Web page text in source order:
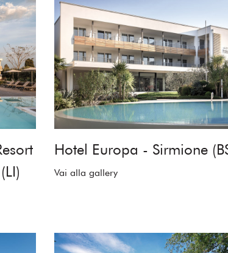
Hotel Europa - Sirmione
Vai alla gallery